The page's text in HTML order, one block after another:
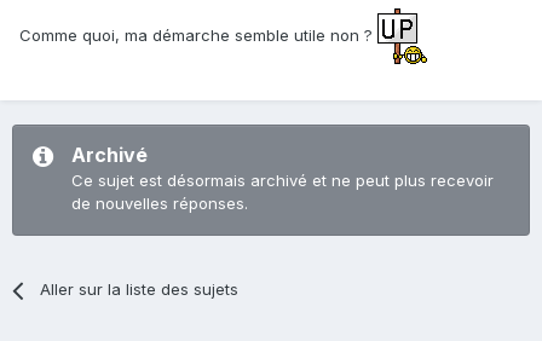
Comme quoi, ma démarche semble utile non ?
Archivé
Ce sujet est désormais archivé et ne peut plus recevoir
de nouvelles réponses.
Aller sur la liste des sujets